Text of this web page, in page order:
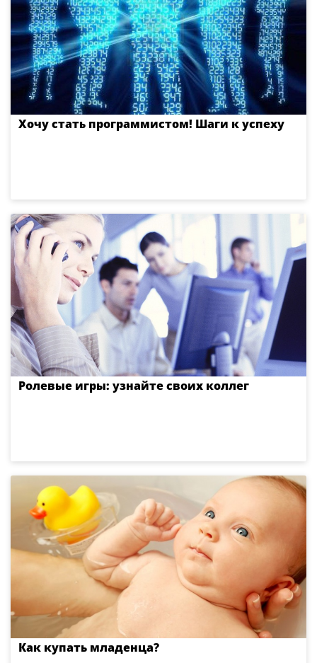
Хочу стать программистом! Шаги к успеху
Ролевые игры: узнайте своих коллег
Как купать младенца?